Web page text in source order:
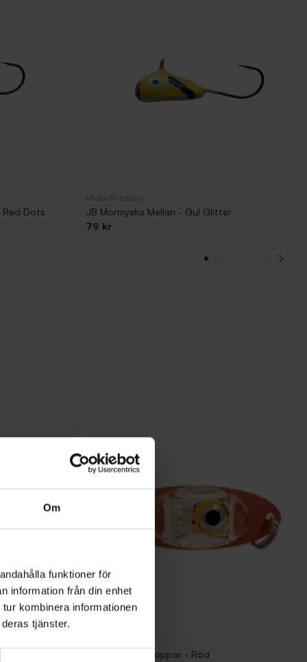
Om
funktioner för
information från din enhet
kombinera informationen
tjänster.
Red Dots
JB Mormyska Mellan - Gul Glitter
79 kr
Landöblinken Koppar - Röd